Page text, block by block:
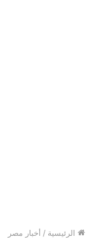
الرئيسية / أخبار مصر